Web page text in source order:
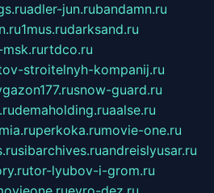
adler-jun.rubandamn.ru
1mus.rudarksand.ru
rtdco.ru
stroitelnyh-kompanij.ru
snow-guard.ru
demaholding.ruaalse.ru
perkoka.rumovie-one.ru
sibarchives.ruandreislyusar.ru
tor-lyubov-i-grom.ru